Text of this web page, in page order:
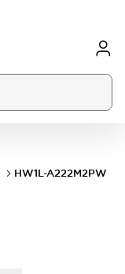
HW1L-A222M2PW